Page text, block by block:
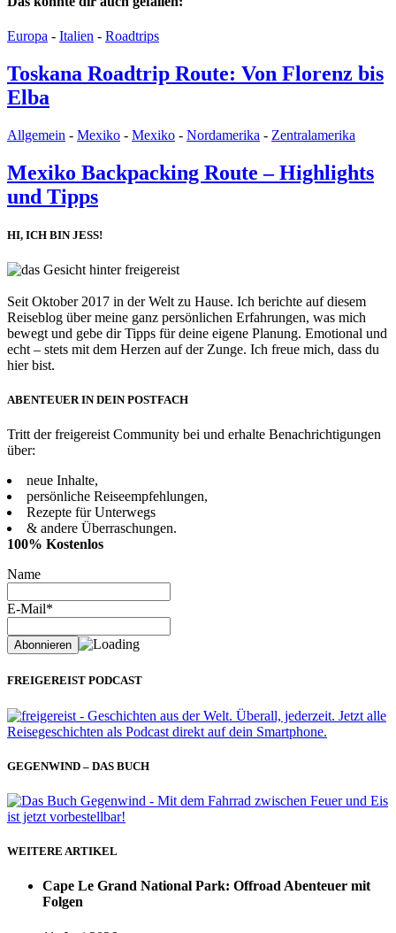
Europa - Italien - Roadtrips
Toskana Roadtrip Route: Von Florenz bis
Elba
Allgemein - Mexiko - Mexiko - Nordamerika - Zentralamerika
Mexiko Backpacking Route – Highlights
und Tipps
HI, ICH BIN JESS!
Seit Oktober 2017 in der Welt zu Hause. Ich berichte auf diesem
Reiseblog über meine ganz persönlichen Erfahrungen, was mich
bewegt und gebe dir Tipps für deine eigene Planung. Emotional und
echt – stets mit dem Herzen auf der Zunge. Ich freue mich, dass du
hier bist.
ABENTEUER IN DEIN POSTFACH
Tritt der freigereist Community bei und erhalte Benachrichtigungen
über:
neue Inhalte,
persönliche Reiseempfehlungen,
Rezepte für Unterwegs
& andere Überraschungen.
100% Kostenlos
Name
E-Mail*
FREIGEREIST PODCAST
GEGENWIND – DAS BUCH
WEITERE ARTIKEL
Cape Le Grand National Park: Offroad Abenteuer mit
Folgen